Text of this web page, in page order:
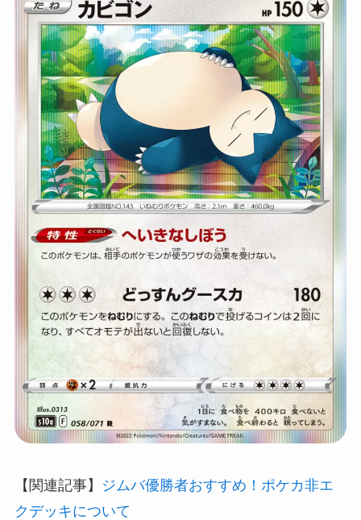
【関連記事】
ジムバ優勝者おすすめ！ポケカ非エ
クデッキについて